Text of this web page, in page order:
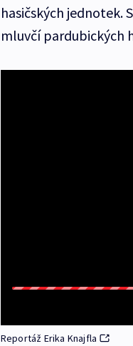
hasičských jednotek.
mluvčí pardubických
Reportáž Erika Knajfla